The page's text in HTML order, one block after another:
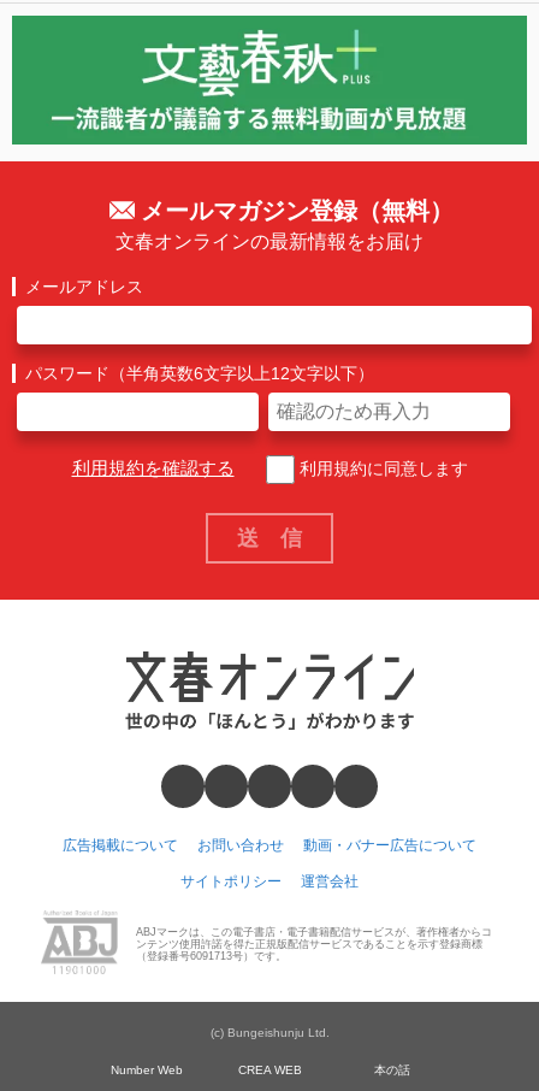
メールマガジン登録（無料）
文春オンラインの最新情報をお届け
メールアドレス
パスワード（半角英数6文字以上12文字以下）
利用規約を確認する 利用規約に同意します
広告掲載について お問い合わせ 動画・バナー広告について
サイトポリシー 運営会社
ABJマークは、この電子書店・電子書籍配信サービスが、著作権者からコ
ンテンツ使用許諾を得た正規版配信サービスであることを示す登録商標
（登録番号6091713号）です。
(c) Bungeishunju Ltd.
Number Web CREA WEB 本の話